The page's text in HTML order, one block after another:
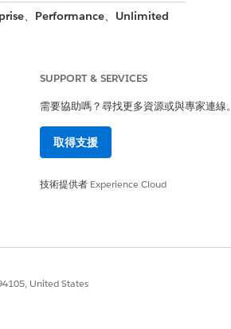
、 Performance、 Unlimited
SUPPORT & SERVICES
需要協助嗎？尋找更多資源或與專家連線。
取得支援
技術提供者 Experience Cloud
United States